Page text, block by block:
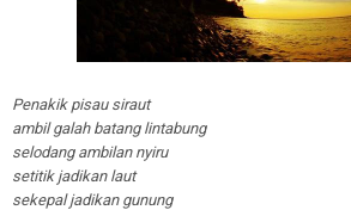
Penakik pisau siraut
ambil galah batang lintabung
selodang ambilan nyiru
setitik jadikan laut
sekepal jadikan gunung